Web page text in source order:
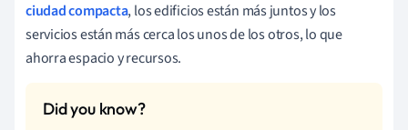
ciudad compacta, los edificios están más juntos y los
servicios están más cerca los unos de los otros, lo que
ahorra espacio y recursos.